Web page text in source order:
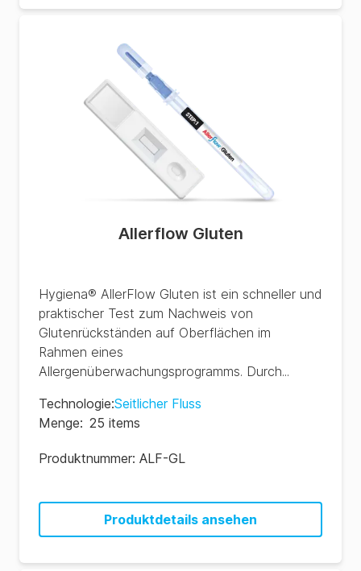
Allerflow Gluten
Hygiena® AllerFlow Gluten ist ein schneller und
praktischer Test zum Nachweis von
Glutenrückständen auf Oberflächen im
Rahmen eines
Allergenüberwachungsprogramms. Durch...
Technologie:Seitlicher Fluss
Menge: 25 items
Produktnummer: ALF-GL
Produktdetails ansehen